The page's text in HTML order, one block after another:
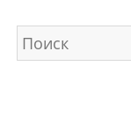
Искать